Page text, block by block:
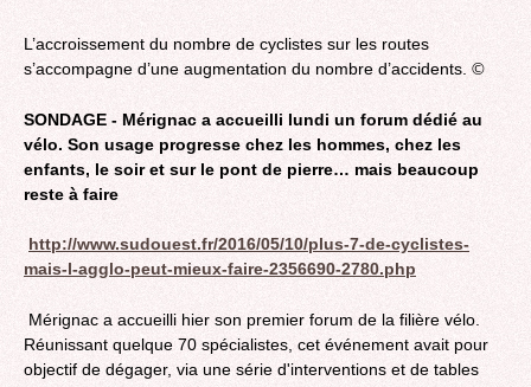
L’accroissement du nombre de cyclistes sur les routes
s’accompagne d’une augmentation du nombre d’accidents. ©
SONDAGE - Mérignac a accueilli lundi un forum dédié au
vélo. Son usage progresse chez les hommes, chez les
enfants, le soir et sur le pont de pierre… mais beaucoup
reste à faire
http://www.sudouest.fr/2016/05/10/plus-7-de-cyclistes-
mais-l-agglo-peut-mieux-faire-2356690-2780.php
Mérignac a accueilli hier son premier forum de la filière vélo.
Réunissant quelque 70 spécialistes, cet événement avait pour
objectif de dégager, via une série d'interventions et de tables